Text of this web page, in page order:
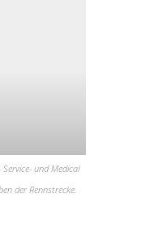
und Medical
der Rennstrecke.